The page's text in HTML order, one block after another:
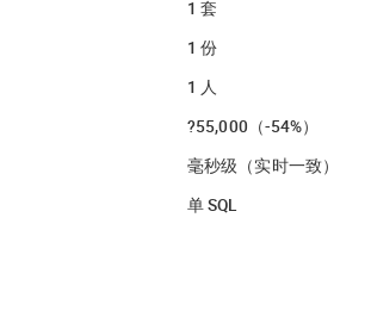
1 套
1 份
1 人
?55,000（-54%）
毫秒级（实时一致）
单 SQL